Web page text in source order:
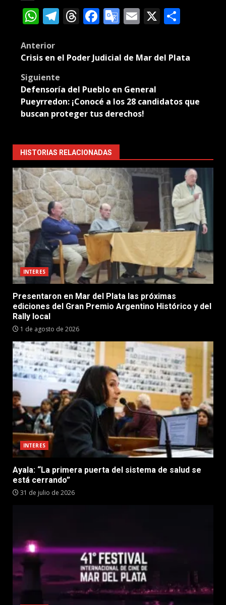
WhatsApp
Telegram
Threads
Facebook
Google
Email
X
Post
navigation
Anterior
Crisis en el Poder Judicial de Mar del Plata
Siguiente
Defensoría del Pueblo en General
Pueyrredon: ¡Conocé a los 28 candidatos que
buscan proteger tus derechos!
HISTORIAS RELACIONADAS
INTERES
Presentaron en Mar del Plata las próximas
ediciones del Gran Premio Argentino Histórico y del
Rally local
1 de agosto de 2026
INTERES
Ayala: “La primera puerta del sistema de salud se
está cerrando”
31 de julio de 2026